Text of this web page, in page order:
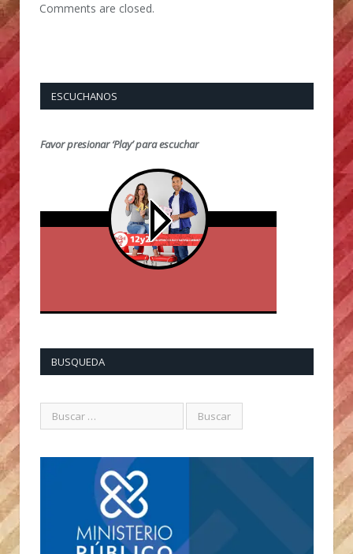
Comments are closed.
ESCUCHANOS
Favor presionar ‘Play’ para escuchar
BUSQUEDA